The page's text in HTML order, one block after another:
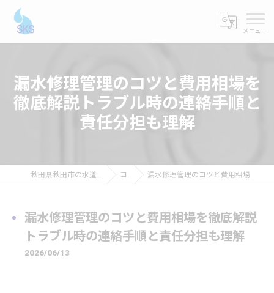
漏水修理管理のコツと費用相場を
徹底解説トラブル時の連絡手順と
責任分担も理解
秋田県秋田市の水道修理ならショーケンシステムス コラム 漏水修理管理のコツと費用相場を徹底解説トラブル時の連絡手順と責任分担も理解
漏水修理管理のコツと費用相場を徹底解説
トラブル時の連絡手順と責任分担も理解
2026/06/13